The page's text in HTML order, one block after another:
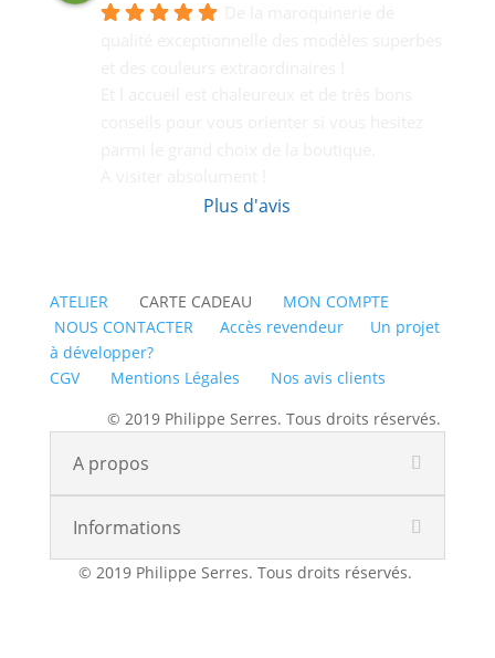
Plus d'avis
ATELIERCARTE CADEAU MON COMPTE
NOUS CONTACTER
Accès revendeur
Un projet
à développer?
CGV
Mentions Légales
Nos avis clients
© 2019 Philippe Serres. Tous droits réservés.
A propos
Informations
© 2019 Philippe Serres. Tous droits réservés.